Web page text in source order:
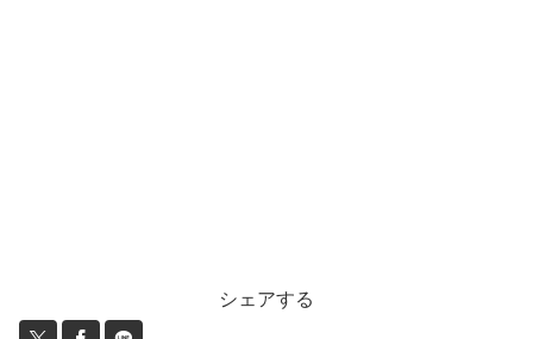
シェアする